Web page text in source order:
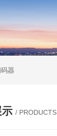
器
/ PRODUCTS